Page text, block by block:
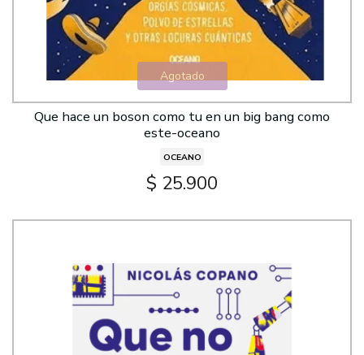
Agotado
Que hace un boson como tu en un big bang como
este-oceano
OCEANO
$ 25.900